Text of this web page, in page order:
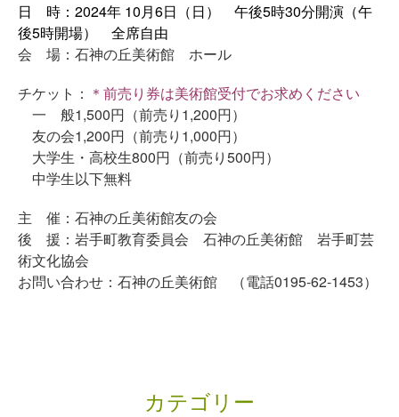
日 時：2024年 10月6日（日） 午後5時30分開演（午
後5時開場） 全席自由
会 場：石神の丘美術館 ホール
チケット： ＊前売り券は美術館受付でお求めください
一 般1,500円（前売り1,200円）
友の会1,200円（前売り1,000円）
大学生・高校生800円（前売り500円）
中学生以下無料
主 催：石神の丘美術館友の会
後 援：岩手町教育委員会 石神の丘美術館 岩手町芸
術文化協会
お問い合わせ：石神の丘美術館 （電話0195-62-1453）
カテゴリー